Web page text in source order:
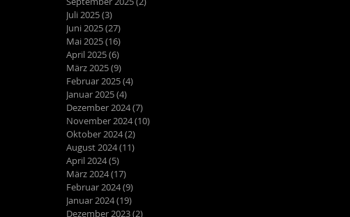
Juli 2025(3)
Juni 2025(27)
Mai 2025(16)
April 2025(6)
März 2025(9)
Februar 2025(4)
Januar 2025(4)
Dezember 2024(7)
November 2024(10)
Oktober 2024(2)
August 2024(11)
April 2024(5)
März 2024(17)
Februar 2024(9)
Januar 2024(19)
Dezember 2023(2)